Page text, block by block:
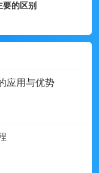
的区别
应用与优势